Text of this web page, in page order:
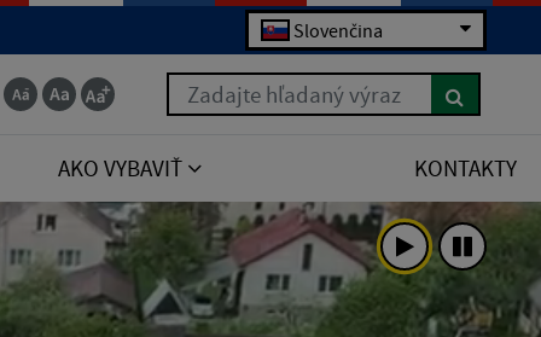
Slovenčina
Zadajte hľadaný výraz
AKO VYBAVIŤ KONTAKTY